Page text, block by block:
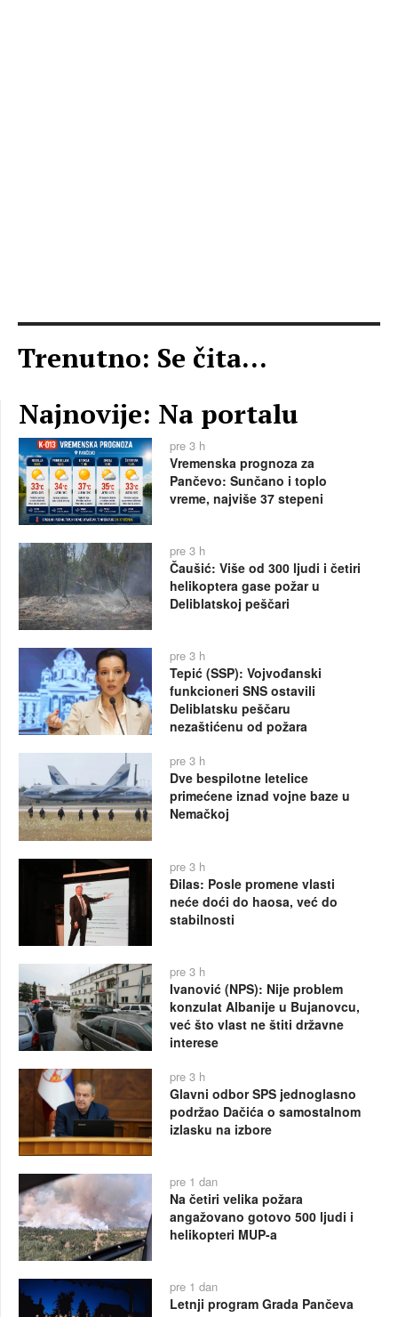
Trenutno: Se čita...
Najnovije: Na portalu
pre 3 h
Vremenska prognoza za
Pančevo: Sunčano i toplo
vreme, najviše 37 stepeni
pre 3 h
Čaušić: Više od 300 ljudi i četiri
helikoptera gase požar u
Deliblatskoj peščari
pre 3 h
Tepić (SSP): Vojvođanski
funkcioneri SNS ostavili
Deliblatsku peščaru
nezaštićenu od požara
pre 3 h
Dve bespilotne letelice
primećene iznad vojne baze u
Nemačkoj
pre 3 h
Đilas: Posle promene vlasti
neće doći do haosa, već do
stabilnosti
pre 3 h
Ivanović (NPS): Nije problem
konzulat Albanije u Bujanovcu,
već što vlast ne štiti državne
interese
pre 3 h
Glavni odbor SPS jednoglasno
podržao Dačića o samostalnom
izlasku na izbore
pre 1 dan
Na četiri velika požara
angažovano gotovo 500 ljudi i
helikopteri MUP-a
pre 1 dan
Letnji program Grada Pančeva